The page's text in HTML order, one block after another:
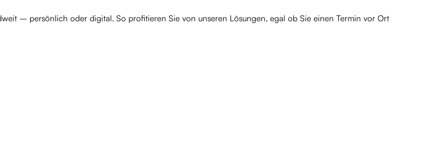
– persönlich oder digital. So profitieren Sie von unseren Lösungen, egal ob Sie einen Termin vor Ort